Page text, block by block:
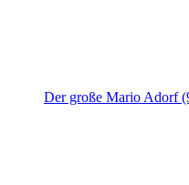
Der große Mario Adorf